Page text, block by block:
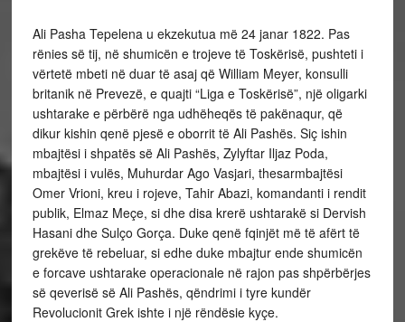
Ali Pasha Tepelena u ekzekutua më 24 janar 1822. Pas
rënies së tij, në shumicën e trojeve të Toskërisë, pushteti i
vërtetë mbeti në duar të asaj që William Meyer, konsulli
britanik në Prevezë, e quajti “Liga e Toskërisë”, një oligarki
ushtarake e përbërë nga udhëheqës të pakënaqur, që
dikur kishin qenë pjesë e oborrit të Ali Pashës. Siç ishin
mbajtësi i shpatës së Ali Pashës, Zylyftar Iljaz Poda,
mbajtësi i vulës, Muhurdar Ago Vasjari, thesarmbajtësi
Omer Vrioni, kreu i rojeve, Tahir Abazi, komandanti i rendit
publik, Elmaz Meçe, si dhe disa krerë ushtarakë si Dervish
Hasani dhe Sulço Gorça. Duke qenë fqinjët më të afërt të
grekëve të rebeluar, si edhe duke mbajtur ende shumicën
e forcave ushtarake operacionale në rajon pas shpërbërjes
së qeverisë së Ali Pashës, qëndrimi i tyre kundër
Revolucionit Grek ishte i një rëndësie kyçe.